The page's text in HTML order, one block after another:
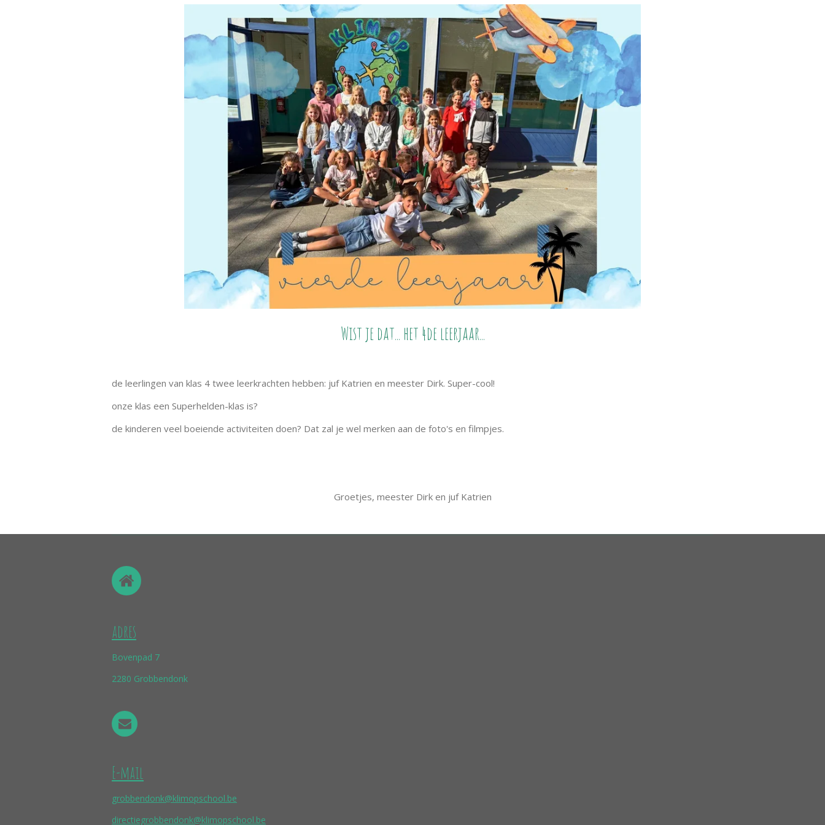
Wist je dat... het 4de leerjaar...
de leerlingen van klas 4 twee leerkrachten hebben: juf Katrien en meester Dirk. Super-cool!
onze klas een Superhelden-klas is?
de kinderen veel boeiende activiteiten doen? Dat zal je wel merken aan de foto's en filmpjes.
Groetjes, meester Dirk en juf Katrien
adres
Bovenpad 7
2280 Grobbendonk
E-mail
grobbendonk@klimopschool.be
directiegrobbendonk@klimopschool.be